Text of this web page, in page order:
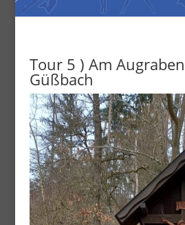
Tour 5 ) Am
Güßbach